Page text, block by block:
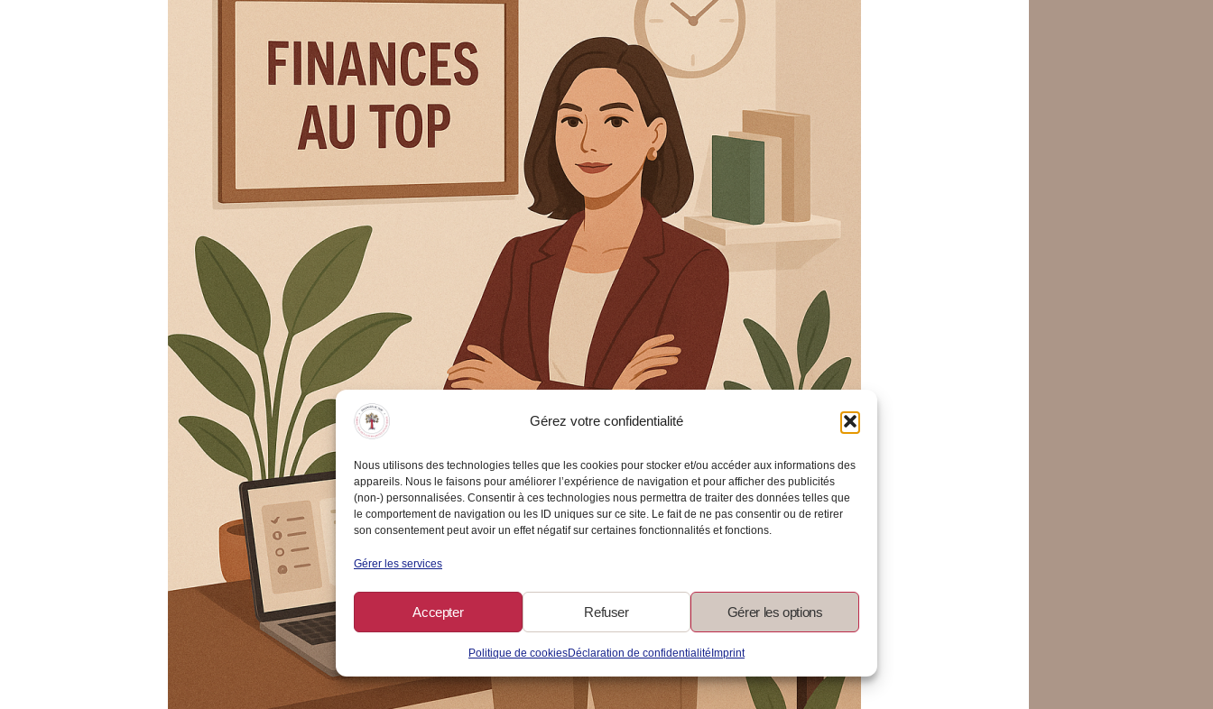
Gérez votre confidentialité
Nous utilisons des technologies telles que les cookies pour stocker et/ou accéder aux informations des
appareils. Nous le faisons pour améliorer l’expérience de navigation et pour afficher des publicités
(non-) personnalisées. Consentir à ces technologies nous permettra de traiter des données telles que
le comportement de navigation ou les ID uniques sur ce site. Le fait de ne pas consentir ou de retirer
son consentement peut avoir un effet négatif sur certaines fonctionnalités et fonctions.
Gérer les services
Accepter Refuser Gérer les options
Politique de cookiesDéclaration de confidentialité Imprint